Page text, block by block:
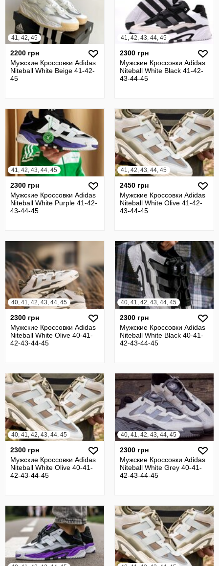
41, 42, 45
2200 грн
Мужские Кроссовки Adidas
Niteball White Beige 41-42-
45
41, 42, 43, 44, 45
2300 грн
Мужские Кроссовки Adidas
Niteball White Black 41-42-
43-44-45
41, 42, 43, 44, 45
2300 грн
Мужские Кроссовки Adidas
Niteball White Purple 41-42-
43-44-45
41, 42, 43, 44, 45
2450 грн
Мужские Кроссовки Adidas
Niteball White Olive 41-42-
43-44-45
40, 41, 42, 43, 44, 45
2300 грн
Мужские Кроссовки Adidas
Niteball White Olive 40-41-
42-43-44-45
40, 41, 42, 43, 44, 45
2300 грн
Мужские Кроссовки Adidas
Niteball White Black 40-41-
42-43-44-45
40, 41, 42, 43, 44, 45
2300 грн
Мужские Кроссовки Adidas
Niteball White Olive 40-41-
42-43-44-45
40, 41, 42, 43, 44, 45
2300 грн
Мужские Кроссовки Adidas
Niteball White Grey 40-41-
42-43-44-45